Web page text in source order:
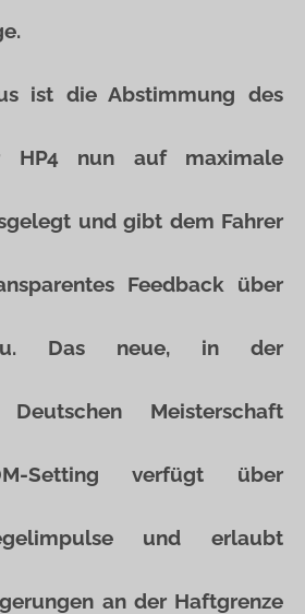
ist die Abstimmung des
HP4 nun auf maximale
und gibt dem Fahrer
Feedback über
Das neue, in der
Deutschen Meisterschaft
Setting verfügt über
und erlaubt
an der Haftgrenze